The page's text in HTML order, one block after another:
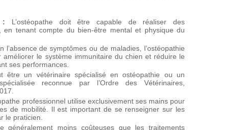
: L’ostéopathe doit être capable de réaliser des
en tenant compte du bien-être mental et physique du
l’absence de symptômes ou de maladies, l’ostéopathie
le système immunitaire du chien et réduire le
ses performances.
être un vétérinaire spécialisé en ostéopathie ou un
reconnue par l’Ordre des Vétérinaires,
professionnel utilise exclusivement ses mains pour
de mobilité. Il est important de se renseigner sur les
le praticien.
généralement moins coûteuses que les traitements